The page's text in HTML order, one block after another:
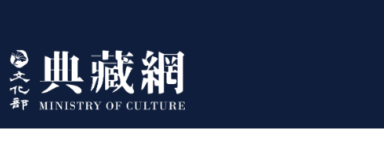
:::